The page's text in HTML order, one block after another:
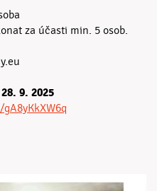
účasti min. 5 osob.
28. 9. 2025